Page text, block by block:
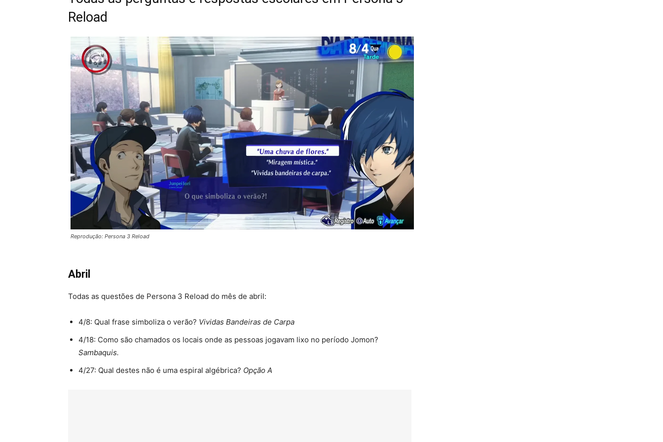
Reload
Reprodução: Persona 3 Reload
Abril
Todas as questões de Persona 3 Reload do mês de abril:
4/8: Qual frase simboliza o verão? Vividas Bandeiras de Carpa
4/18: Como são chamados os locais onde as pessoas jogavam lixo no período Jomon?
Sambaquis.
4/27: Qual destes não é uma espiral algébrica? Opção A